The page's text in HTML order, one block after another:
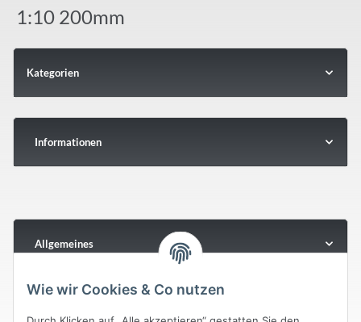
1:10 200mm
Kategorien
Informationen
Allgemeines
Wie wir Cookies & Co nutzen